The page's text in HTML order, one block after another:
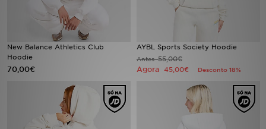
New Balance Athletics Club
Hoodie
70,00€
AYBL Sports Society Hoodie
Antes55,00€
Agora 45,00€ Desconto 18%
FUTEBOL JD
VER MARCAS
LOCALIZADOR DE LOJAS
MENSAGENS